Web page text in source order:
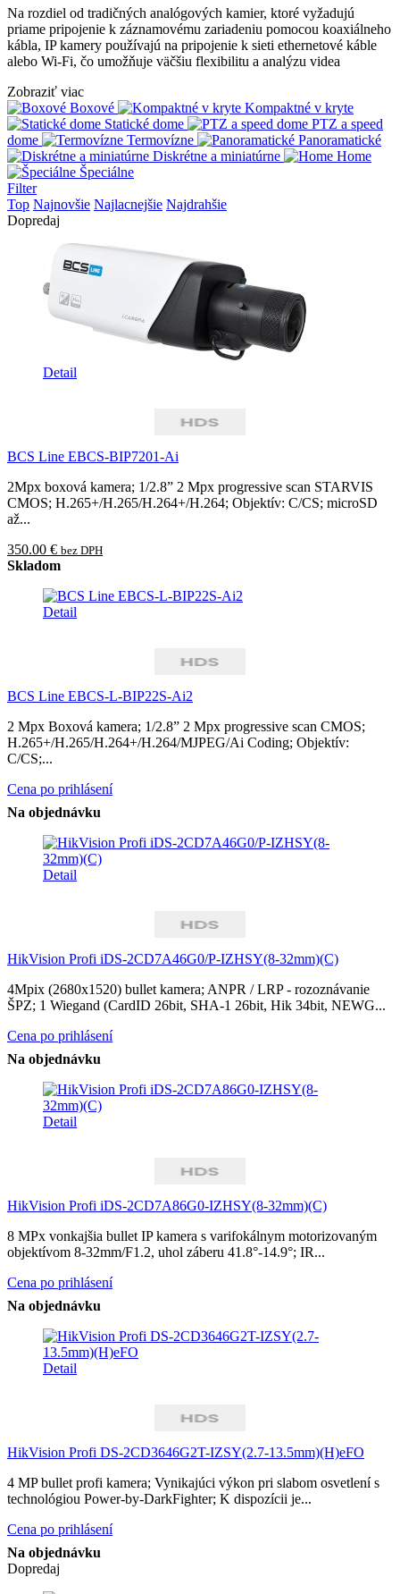
Na rozdiel od tradičných analógových kamier, ktoré vyžadujú
priame pripojenie k záznamovému zariadeniu pomocou koaxiálneho
kábla, IP kamery používajú na pripojenie k sieti ethernetové káble
alebo Wi-Fi, čo umožňuje väčšiu flexibilitu a analýzu videa
Zobraziť viac
Boxové
Kompaktné v kryte
Statické dome
PTZ a speed
dome
Termovízne
Panoramatické
Diskrétne a miniatúrne
Home
Špeciálne
Filter
Top Najnovšie Najlacnejšie Najdrahšie
Dopredaj
Detail
BCS Line EBCS-BIP7201-Ai
2Mpx boxová kamera; 1/2.8” 2 Mpx progressive scan STARVIS
CMOS; H.265+/H.265/H.264+/H.264; Objektív: C/CS; microSD
až...
350.00 € bez DPH
Skladom
Detail
BCS Line EBCS-L-BIP22S-Ai2
2 Mpx Boxová kamera; 1/2.8” 2 Mpx progressive scan CMOS;
H.265+/H.265/H.264+/H.264/MJPEG/Ai Coding; Objektív:
C/CS;...
Cena po prihlásení
Na objednávku
Detail
HikVision Profi iDS-2CD7A46G0/P-IZHSY(8-32mm)(C)
4Mpix (2680x1520) bullet kamera; ANPR / LRP - rozoznávanie
ŠPZ; 1 Wiegand (CardID 26bit, SHA-1 26bit, Hik 34bit, NEWG...
Cena po prihlásení
Na objednávku
Detail
HikVision Profi iDS-2CD7A86G0-IZHSY(8-32mm)(C)
8 MPx vonkajšia bullet IP kamera s varifokálnym motorizovaným
objektívom 8-32mm/F1.2, uhol záberu 41.8°-14.9°; IR...
Cena po prihlásení
Na objednávku
Detail
HikVision Profi DS-2CD3646G2T-IZSY(2.7-13.5mm)(H)eFO
4 MP bullet profi kamera; Vynikajúci výkon pri slabom osvetlení s
technológiou Power-by-DarkFighter; K dispozícii je...
Cena po prihlásení
Na objednávku
Dopredaj